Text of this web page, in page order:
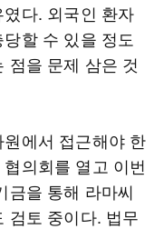
다. 외국인 환자
할 수 있을 정도
점을 문제 삼은 것
에서 접근해야 한
의회를 열고 이번
금을 통해 라마씨
검토 중이다. 법무